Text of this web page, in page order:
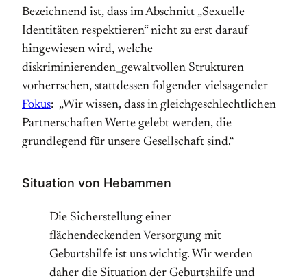
Bezeichnend ist, dass im Abschnitt „Sexuelle
Identitäten respektieren“ nicht zu erst darauf
hingewiesen wird, welche
diskriminierenden_gewaltvollen Strukturen
vorherrschen, stattdessen folgender vielsagender
Fokus: „Wir wissen, dass in gleichgeschlechtlichen
Partnerschaften Werte gelebt werden, die
grundlegend für unsere Gesellschaft sind.“
Situation von Hebammen
Die Sicherstellung einer
flächendeckenden Versorgung mit
Geburtshilfe ist uns wichtig. Wir werden
daher die Situation der Geburtshilfe und